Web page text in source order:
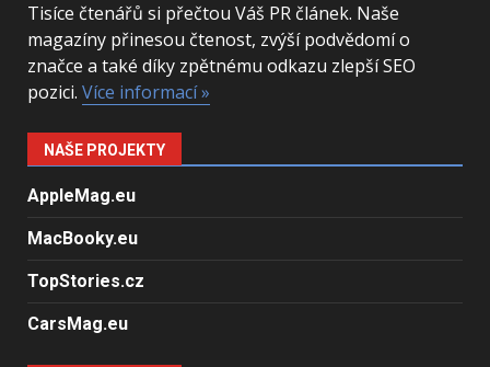
Tisíce čtenářů si přečtou Váš PR článek. Naše
magazíny přinesou čtenost, zvýší podvědomí o
značce a také díky zpětnému odkazu zlepší SEO
pozici. Více informací »
NAŠE PROJEKTY
AppleMag.eu
MacBooky.eu
TopStories.cz
CarsMag.eu